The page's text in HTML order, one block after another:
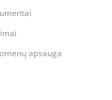
apsauga